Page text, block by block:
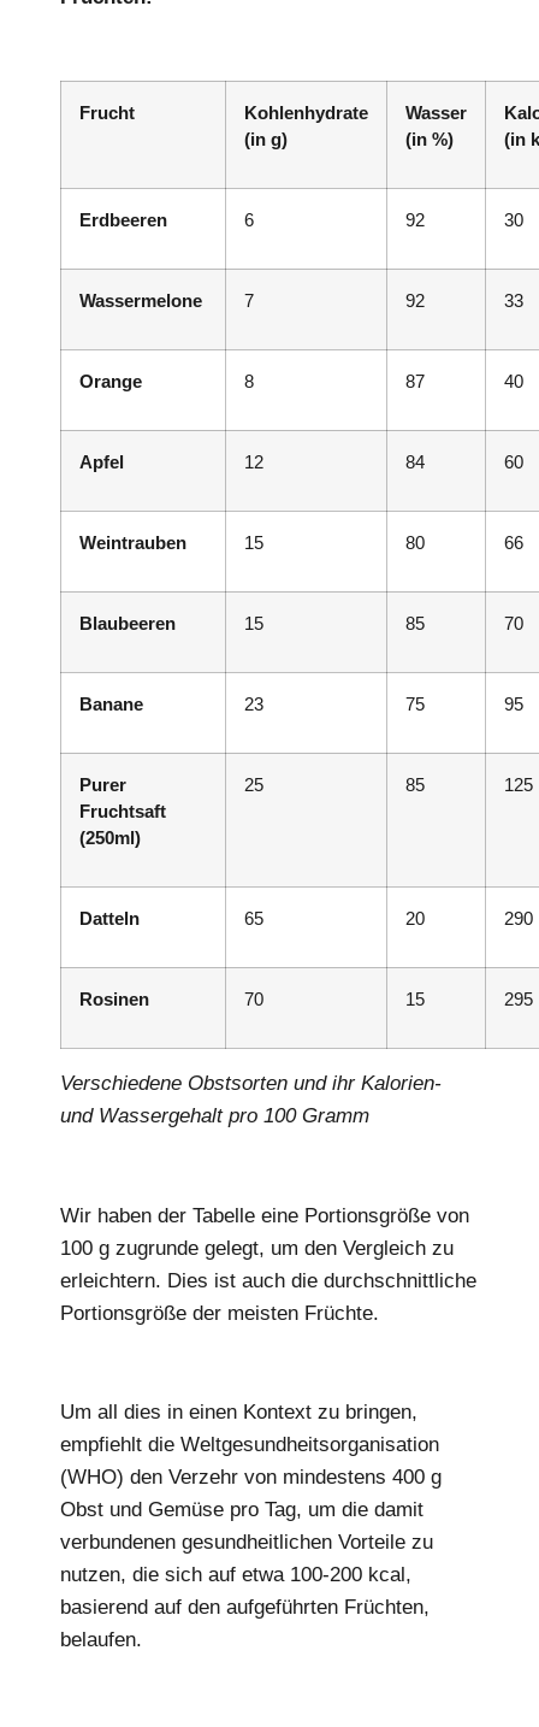
Frucht
Kohlenhydrate
(in g)
Wasser
(in %)
(in
Erdbeeren 6 92 30
Wassermelone 7 92 33
Orange 8 87 40
Apfel 12 84 60
Weintrauben 15 80 66
Blaubeeren 15 85 70
Banane 23 75 95
Purer
Fruchtsaft
(250ml)
25 85 125
Datteln 65 20 290
Rosinen 70 15 295
Verschiedene Obstsorten und ihr Kalorien-
und Wassergehalt pro 100 Gramm
Wir haben der Tabelle eine Portionsgröße von
100 g zugrunde gelegt, um den Vergleich zu
erleichtern. Dies ist auch die durchschnittliche
Portionsgröße der meisten Früchte.
Um all dies in einen Kontext zu bringen,
empfiehlt die Weltgesundheitsorganisation
(WHO) den Verzehr von mindestens 400 g
Obst und Gemüse pro Tag, um die damit
verbundenen gesundheitlichen Vorteile zu
nutzen, die sich auf etwa 100-200 kcal,
basierend auf den aufgeführten Früchten,
belaufen.